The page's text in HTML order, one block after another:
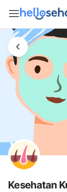
Kesehatan